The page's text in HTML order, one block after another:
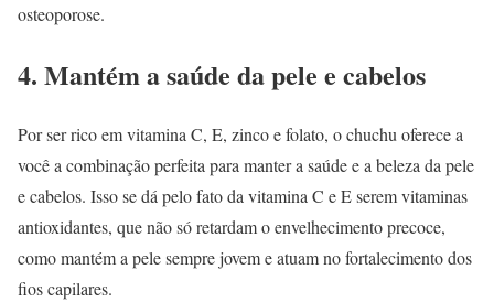
osteoporose.
4. Mantém a saúde da pele e cabelos
Por ser rico em vitamina C, E, zinco e folato, o chuchu oferece a
você a combinação perfeita para manter a saúde e a beleza da pele
e cabelos. Isso se dá pelo fato da vitamina C e E serem vitaminas
antioxidantes, que não só retardam o envelhecimento precoce,
como mantém a pele sempre jovem e atuam no fortalecimento dos
fios capilares.